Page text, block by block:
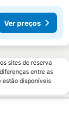
Ver preços
sites de reserva
entre as
estão disponíveis